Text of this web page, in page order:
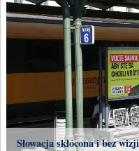
Słowacja skłócona i bez